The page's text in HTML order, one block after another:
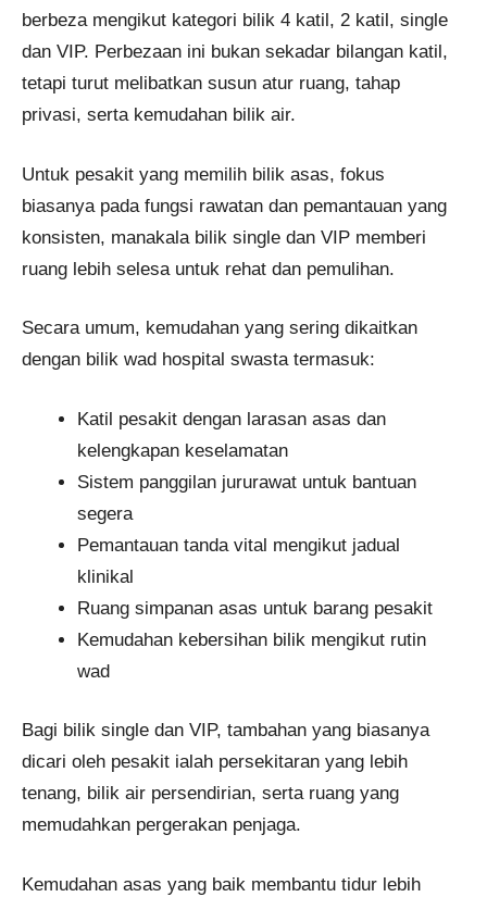
berbeza mengikut kategori bilik 4 katil, 2 katil, single
dan VIP. Perbezaan ini bukan sekadar bilangan katil,
tetapi turut melibatkan susun atur ruang, tahap
privasi, serta kemudahan bilik air.
Untuk pesakit yang memilih bilik asas, fokus
biasanya pada fungsi rawatan dan pemantauan yang
konsisten, manakala bilik single dan VIP memberi
ruang lebih selesa untuk rehat dan pemulihan.
Secara umum, kemudahan yang sering dikaitkan
dengan bilik wad hospital swasta termasuk:
Katil pesakit dengan larasan asas dan
kelengkapan keselamatan
Sistem panggilan jururawat untuk bantuan
segera
Pemantauan tanda vital mengikut jadual
klinikal
Ruang simpanan asas untuk barang pesakit
Kemudahan kebersihan bilik mengikut rutin
wad
Bagi bilik single dan VIP, tambahan yang biasanya
dicari oleh pesakit ialah persekitaran yang lebih
tenang, bilik air persendirian, serta ruang yang
memudahkan pergerakan penjaga.
Kemudahan asas yang baik membantu tidur lebih